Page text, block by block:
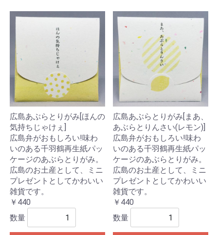
広島あぶらとりがみ[ほんの
気持ちじゃけぇ]
広島弁がおもしろい!味わ
いのある千羽鶴再生紙パッ
ケージのあぶらとりがみ。
広島のお土産として、ミニ
プレゼントとしてかわいい
雑貨です。
￥440
数量
広島あぶらとりがみ[まあ、
あぶらとりんさい(レモン)]
広島弁がおもしろい!味わ
いのある千羽鶴再生紙パッ
ケージのあぶらとりがみ。
広島のお土産として、ミニ
プレゼントとしてかわいい
雑貨です。
￥440
数量